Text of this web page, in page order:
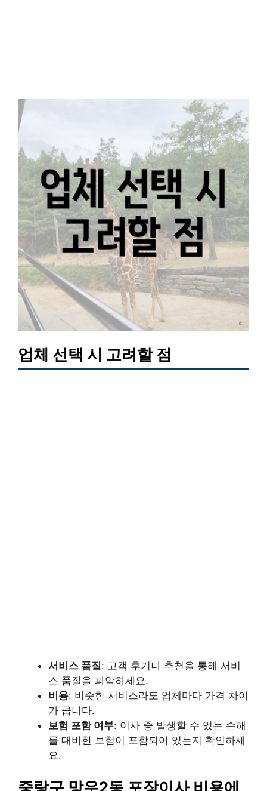
업체 선택 시 고려할 점
서비스 품질: 고객 후기나 추천을 통해 서비
스 품질을 파악하세요.
비용: 비슷한 서비스라도 업체마다 가격 차이
가 큽니다.
보험 포함 여부: 이사 중 발생할 수 있는 손해
를 대비한 보험이 포함되어 있는지 확인하세
요.
중랑구 망우2동 포장이사 비용에